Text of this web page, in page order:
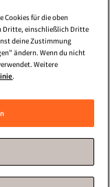
Cookies für die oben
Dritte, einschließlich Dritte
deine Zustimmung
ändern. Wenn du nicht
Weitere
.